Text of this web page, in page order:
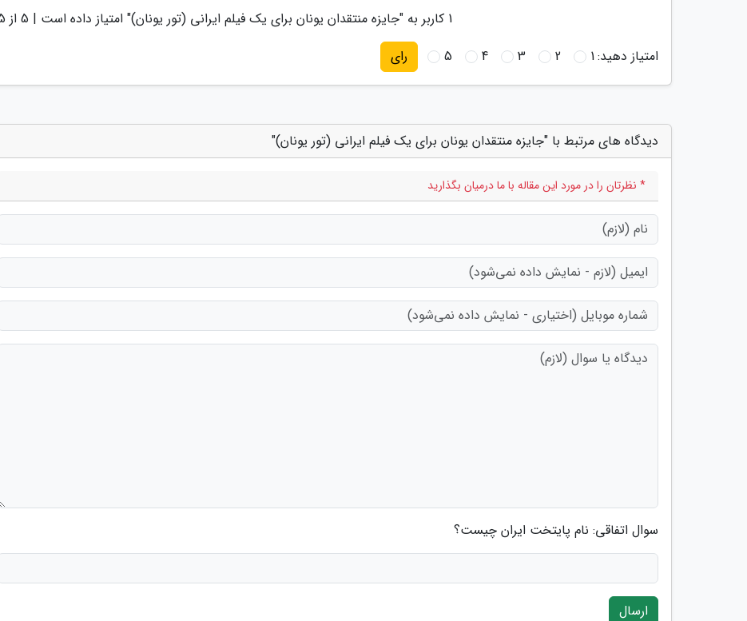
1 کاربر به "جایزه منتقدان یونان برای یک فیلم ایرانی (تور یونان)" امتیاز داده است | 5 از 5
امتیاز دهید:1
2
3
4
5 رای
دیدگاه های مرتبط با "جایزه منتقدان یونان برای یک فیلم ایرانی (تور یونان)"
* نظرتان را در مورد این مقاله با ما درمیان بگذارید
سوال اتفاقی: نام پایتخت ایران چیست؟
ارسال